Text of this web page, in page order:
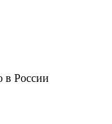
в России